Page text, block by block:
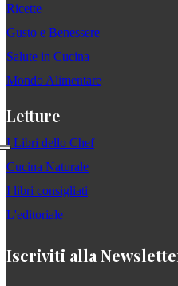
Ricette
Gusto e Benessere
Salute in Cucina
Mondo Alimentare
Letture
I Libri dello Chef
Cucina Naturale
I libri consigliati
L'editoriale
Iscriviti alla